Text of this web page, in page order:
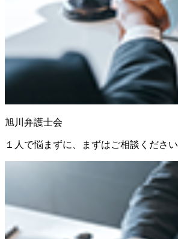
旭川弁護士会
１人で悩まずに、まずはご相談ください